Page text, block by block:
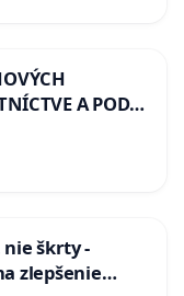
A POD
& žiadosť
a
nie škrty -
zlepšenie